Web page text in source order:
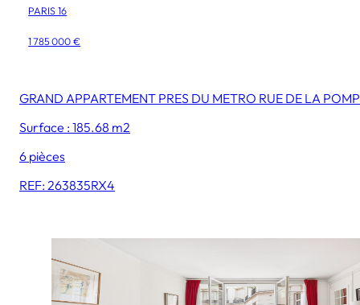
PARIS 16
1 785 000 €
GRAND APPARTEMENT PRES DU METRO RUE DE LA
Surface : 185.68 m2
6 pièces
REF: 263835RX4